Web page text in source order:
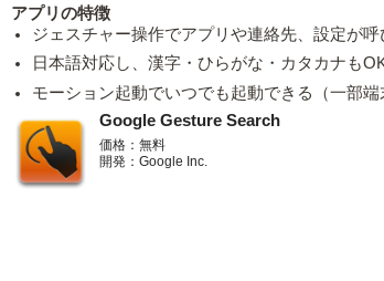
アプリの特徴
ジェスチャー操作でアプリや連絡先、設定が呼
日本語対応し、漢字・ひらがな・カタカナも
モーション起動でいつでも起動できる（一部端
Google Gesture Search
価格：無料
開発：Google Inc.